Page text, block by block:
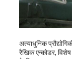
अत्याधुनिक
रैखिक एन्कोडर,